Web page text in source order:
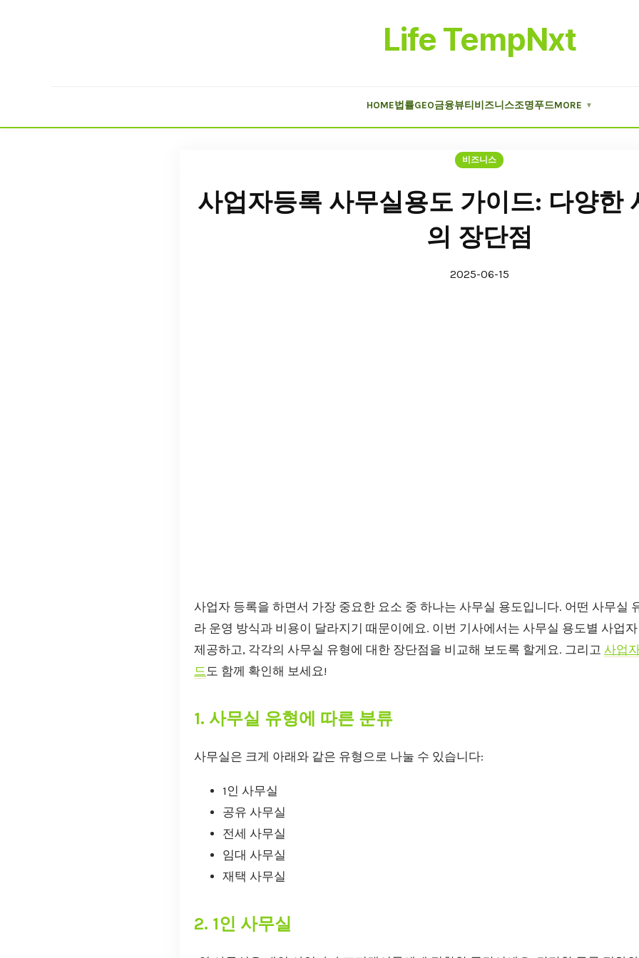
Life TempNxt
HOME법률GEO금융뷰티 비즈니스조명푸드MORE ▼
비즈니스
사업자등록 사무실용도 가이드: 다양한
의 장단점
2025-06-15
사업자 등록을 하면서 가장 중요한 요소 중 하나는 사무실 용도입니다. 어떤 사무실
라 운영 방식과 비용이 달라지기 때문이에요. 이번 기사에서는 사무실 용도별 사업
제공하고, 각각의 사무실 유형에 대한 장단점을 비교해 보도록 할게요. 그리고 사업
드도 함께 확인해 보세요!
1. 사무실 유형에 따른 분류
사무실은 크게 아래와 같은 유형으로 나눌 수 있습니다:
1인 사무실
공유 사무실
전세 사무실
임대 사무실
재택 사무실
2. 1인 사무실